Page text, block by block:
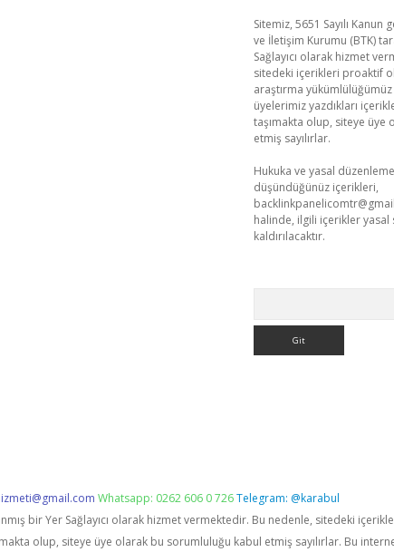
Sitemiz, 5651 Sayılı
ve İletişim Kurumu (BTK)
Sağlayıcı olarak hizmet
sitedeki içerikleri proaktif
araştırma
üyelerimiz yazdıkları
taşımakta olup, siteye
etmiş sayılırlar.
Hukuka ve yasal
düşündüğünüz içerikleri,
halinde, ilgili içerikler
kaldırılacaktır.
Whatsapp: 0262 606 0 726Telegram: @karabul
bir Yer Sağlayıcı olarak hizmet vermektedir. Bu nedenle, sitedeki
olup, siteye üye olarak bu sorumluluğu kabul etmiş sayılırlar. Bu